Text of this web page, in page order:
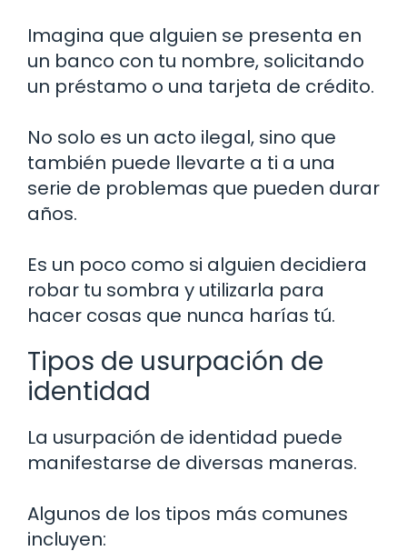
Imagina que alguien se presenta en
un banco con tu nombre, solicitando
un préstamo o una tarjeta de crédito.
No solo es un acto ilegal, sino que
también puede llevarte a ti a una
serie de problemas que pueden durar
años.
Es un poco como si alguien decidiera
robar tu sombra y utilizarla para
hacer cosas que nunca harías tú.
Tipos de usurpación de
identidad
La usurpación de identidad puede
manifestarse de diversas maneras.
Algunos de los tipos más comunes
incluyen: